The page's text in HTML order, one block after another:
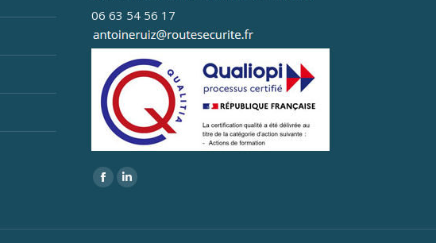
06 63 54 56 17
Trouvez nous sur :
Facebook
opens
LinkedIn
opens